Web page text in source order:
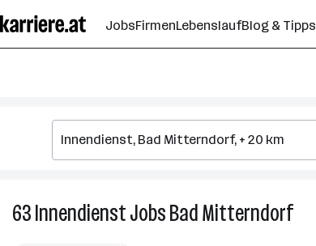
Seiteninhalt
springen
JobsFirmenLebenslaufBlog & Tipps
63InnendienstJobsBad Mitterndorf63